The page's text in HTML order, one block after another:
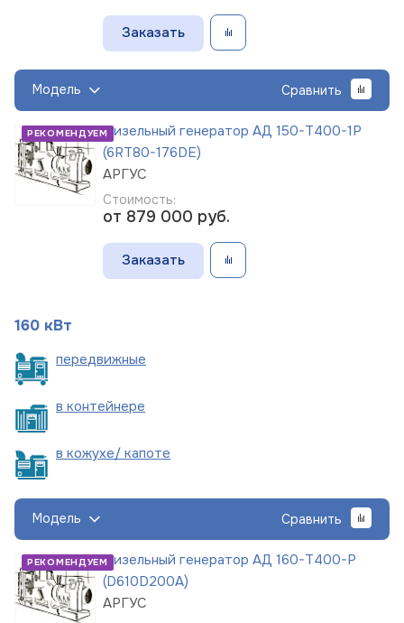
Заказать
Модель Сравнить
РЕКОМЕНДУЕМДизельный генератор АД 150-Т400-1Р
(6RT80-176DE)
АРГУС
Стоимость:
от 879 000 руб.
Заказать
160 кВт
передвижные
в контейнере
в кожухе/ капоте
Модель Сравнить
РЕКОМЕНДУЕМДизельный генератор АД 160-Т400-Р
(D610D200A)
АРГУС